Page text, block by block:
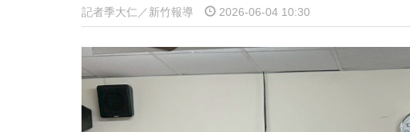
記者季大仁／新竹報導 2026-06-04 10:30